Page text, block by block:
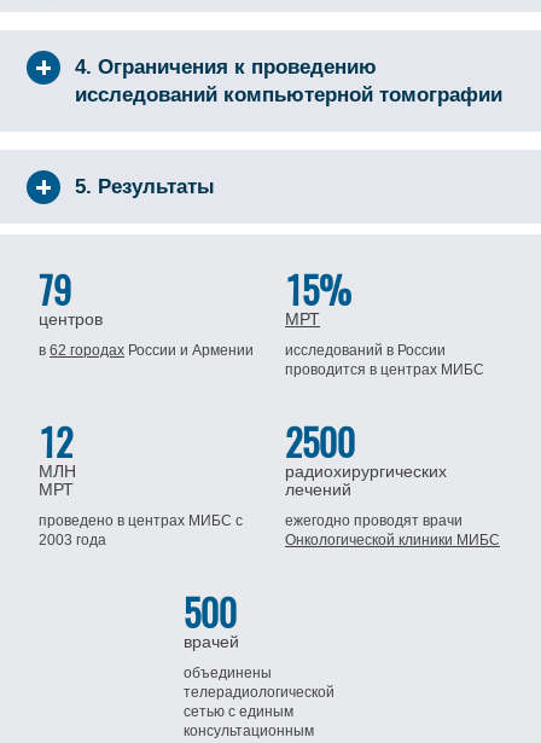
4. Ограничения к проведению
исследований компьютерной томографии
5. Результаты
79
центров
в62 городах Россиии Армении
15%
МРТ
исследований в России
проводится в центрах МИБС
12
МЛН
МРТ
проведено в центрах МИБСс
2003 года
2500
радиохирургических
лечений
ежегодно проводят врачи
Онкологической клиники МИБС
500
врачей
объединены
телерадиологической
сетью с единым
консультационным